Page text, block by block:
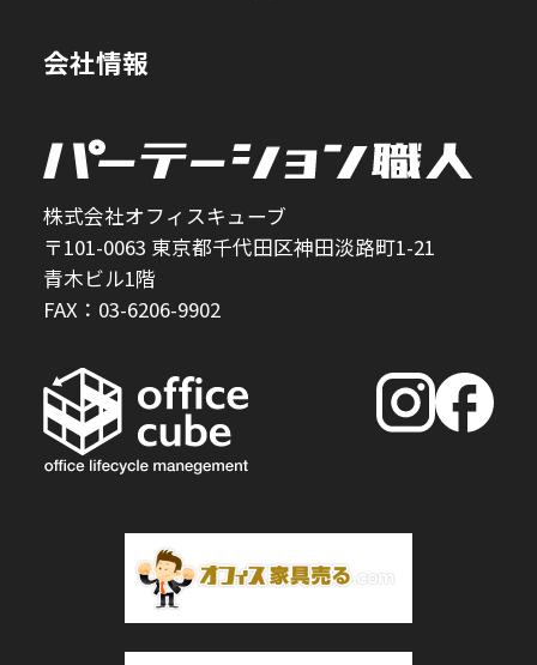
会社情報
株式会社オフィスキューブ
〒101-0063 東京都千代田区神田淡路町1-21
青木ビル1階
FAX：03-6206-9902